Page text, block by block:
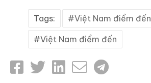
Tags: Việt Nam điểm đến
Việt Nam điểm đến